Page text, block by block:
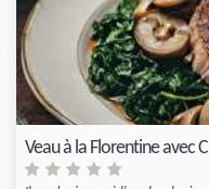
Veau à la Florentine avec